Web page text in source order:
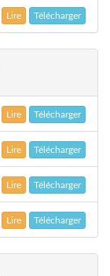
Lire Télécharger
Lire Télécharger
Lire Télécharger
Lire Télécharger
Lire Télécharger